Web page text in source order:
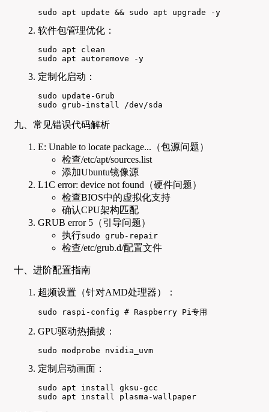
sudo apt update && sudo apt upgrade -y
软件包管理优化：
sudo apt clean
sudo apt autoremove -y
定制化启动：
sudo update-Grub
sudo grub-install /dev/sda
九、常见错误代码解析
E: Unable to locate package...（包源问题）
检查/etc/apt/sources.list
添加Ubuntu镜像源
L1C error: device not found（硬件问题）
检查BIOS中的虚拟化支持
确认CPU架构匹配
GRUB error 5（引导问题）
执行sudo grub-repair
检查/etc/grub.d/配置文件
十、进阶配置指南
超频设置（针对AMD处理器）：
sudo raspi-config # Raspberry Pi专用
GPU驱动热插拔：
sudo modprobe nvidia_uvm
定制启动画面：
sudo apt install gksu-gcc
sudo apt install plasma-wallpaper